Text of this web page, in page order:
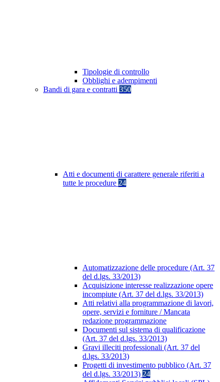
Tipologie di controllo
Obblighi e adempimenti
Bandi di gara e contratti 350
Atti e documenti di carattere generale riferiti a
tutte le procedure 24
Automatizzazione delle procedure (Art. 37
del d.lgs. 33/2013)
Acquisizione interesse realizzazione opere
incompiute (Art. 37 del d.lgs. 33/2013)
Atti relativi alla programmazione di lavori,
opere, servizi e forniture / Mancata
redazione programmazione
Documenti sul sistema di qualificazione
(Art. 37 del d.lgs. 33/2013)
Gravi illeciti professionali (Art. 37 del
d.lgs. 33/2013)
Progetti di investimento pubblico (Art. 37
del d.lgs. 33/2013) 24